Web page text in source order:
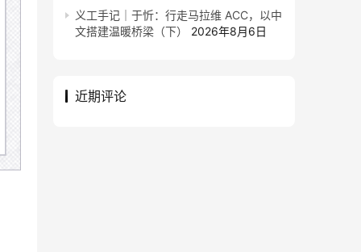
义工手记｜于忻：行走马拉维 ACC，以中
文搭建温暖桥梁（下）
2026年8月6日
近期评论